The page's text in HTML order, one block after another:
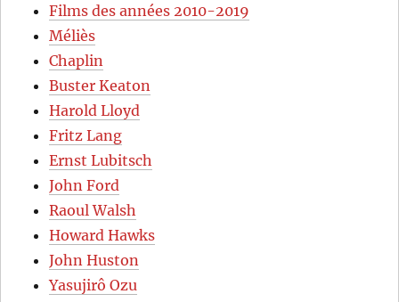
Films des années 2010-2019
Méliès
Chaplin
Buster Keaton
Harold Lloyd
Fritz Lang
Ernst Lubitsch
John Ford
Raoul Walsh
Howard Hawks
John Huston
Yasujirô Ozu